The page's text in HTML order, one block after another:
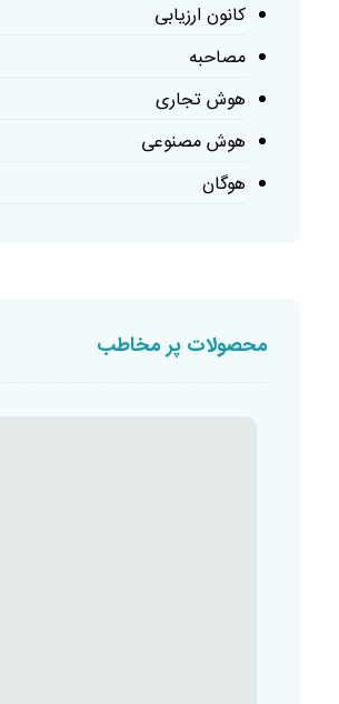
کانون ارزیابی
مصاحبه
هوش تجاری
هوش مصنوعی
هوگان
محصولات پر مخاطب